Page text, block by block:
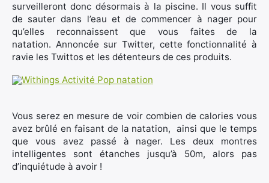
surveilleront donc désormais à la piscine. Il vous suffit
de sauter dans l’eau et de commencer à nager pour
qu’elles reconnaissent que vous faites de la
natation. Annoncée sur Twitter, cette fonctionnalité à
ravie les Twittos et les détenteurs de ces produits.
Vous serez en mesure de voir combien de calories vous
avez brûlé en faisant de la natation, ainsi que le temps
que vous avez passé à nager. Les deux montres
intelligentes sont étanches jusqu’à 50m, alors pas
d’inquiétude à avoir !
Rechercher
: